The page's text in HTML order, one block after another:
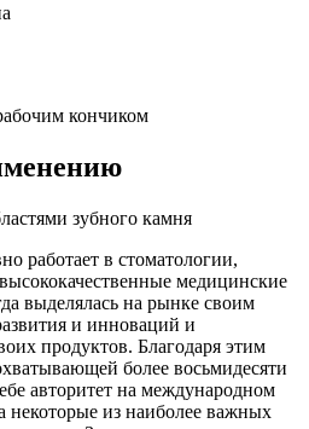
кончиком
зубного камня
работает в стоматологии,
медицинские
выделялась на рынке своим
и инноваций и
продуктов. Благодаря этим
более восьмидесяти
авторитет на международном
некоторые из наиболее важных